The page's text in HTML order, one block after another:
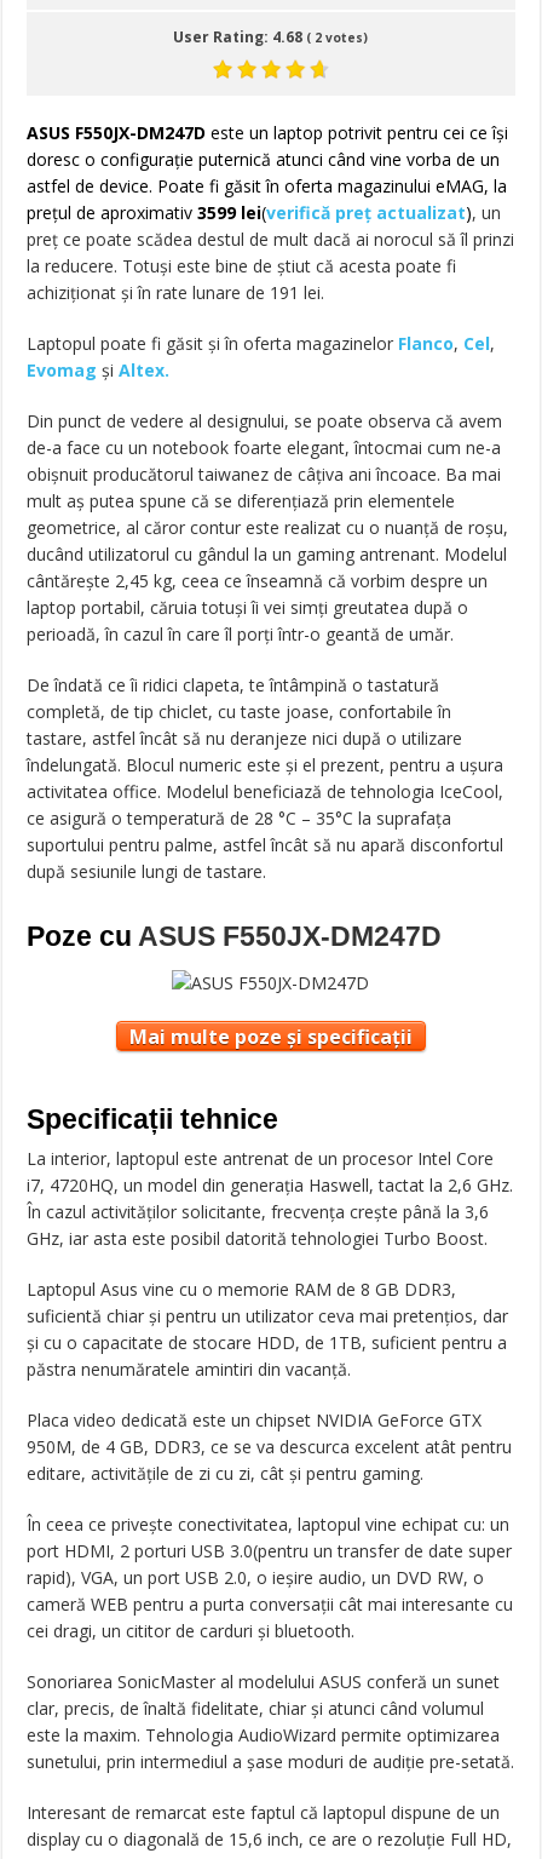
User Rating: 4.68 ( 2 votes)
ASUS F550JX-DM247D este un laptop potrivit pentru cei ce își
doresc o configurație puternică atunci când vine vorba de un
astfel de device. Poate fi găsit în oferta magazinului eMAG, la
prețul de aproximativ 3599 lei(verifică preț actualizat), un
preț ce poate scădea destul de mult dacă ai norocul să îl prinzi
la reducere. Totuși este bine de știut că acesta poate fi
achiziționat și în rate lunare de 191 lei.
Laptopul poate fi găsit și în oferta magazinelor Flanco, Cel,
Evomag șiAltex.
Din punct de vedere al designului, se poate observa că avem
de-a face cu un notebook foarte elegant, întocmai cum ne-a
obișnuit producătorul taiwanez de câțiva ani încoace. Ba mai
mult aș putea spune că se diferențiază prin elementele
geometrice, al căror contur este realizat cu o nuanță de roșu,
ducând utilizatorul cu gândul la un gaming antrenant. Modelul
cântărește 2,45 kg, ceea ce înseamnă că vorbim despre un
laptop portabil, căruia totuși îi vei simți greutatea după o
perioadă, în cazul în care îl porți într-o geantă de umăr.
De îndată ce îi ridici clapeta, te întâmpină o tastatură
completă, de tip chiclet, cu taste joase, confortabile în
tastare, astfel încât să nu deranjeze nici după o utilizare
îndelungată. Blocul numeric este și el prezent, pentru a ușura
activitatea office. Modelul beneficiază de tehnologia IceCool,
ce asigură o temperatură de 28 °C – 35°C la suprafața
suportului pentru palme, astfel încât să nu apară disconfortul
după sesiunile lungi de tastare.
Poze cu ASUS F550JX-DM247D
Mai multe poze și specificații
Specificații tehnice
La interior, laptopul este antrenat de un procesor Intel Core
i7, 4720HQ, un model din generația Haswell, tactat la 2,6 GHz.
În cazul activităților solicitante, frecvența crește până la 3,6
GHz, iar asta este posibil datorită tehnologiei Turbo Boost.
Laptopul Asus vine cu o memorie RAM de 8 GB DDR3,
suficientă chiar și pentru un utilizator ceva mai pretențios, dar
și cu o capacitate de stocare HDD, de 1TB, suficient pentru a
păstra nenumăratele amintiri din vacanță.
Placa video dedicată este un chipset NVIDIA GeForce GTX
950M, de 4 GB, DDR3, ce se va descurca excelent atât pentru
editare, activitățile de zi cu zi, cât și pentru gaming.
În ceea ce privește conectivitatea, laptopul vine echipat cu: un
port HDMI, 2 porturi USB 3.0(pentru un transfer de date super
rapid), VGA, un port USB 2.0, o ieșire audio, un DVD RW, o
cameră WEB pentru a purta conversații cât mai interesante cu
cei dragi, un cititor de carduri și bluetooth.
Sonoriarea SonicMaster al modelului ASUS conferă un sunet
clar, precis, de înaltă fidelitate, chiar și atunci când volumul
este la maxim. Tehnologia AudioWizard permite optimizarea
sunetului, prin intermediul a șase moduri de audiție pre-setată.
Interesant de remarcat este faptul că laptopul dispune de un
display cu o diagonală de 15,6 inch, ce are o rezoluție Full HD,